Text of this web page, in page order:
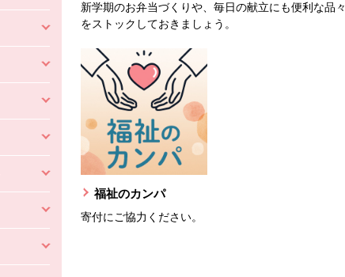
新学期のお弁当づくりや、毎日の献立にも便利な品々
をストックしておきましょう。
福祉のカンパ
寄付にご協力ください。